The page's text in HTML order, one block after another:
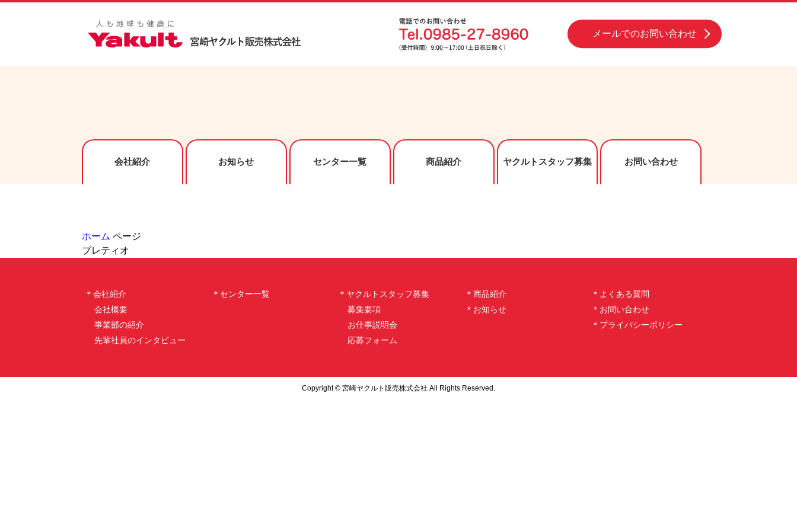
メールでのお問い合わせ
会社紹介 お知らせ センター一覧 商品紹介 ヤクルトスタッフ募集 お問い合わせ
ホーム ページ
プレティオ
＊会社紹介
会社概要
事業部の紹介
先輩社員のインタビュー
＊センター一覧
＊ヤクルトスタッフ募集
募集要項
お仕事説明会
応募フォーム
＊商品紹介
＊お知らせ
＊よくある質問
＊お問い合わせ
＊プライバシーポリシー
Copyright © 宮崎ヤクルト販売株式会社 All Rights Reserved.